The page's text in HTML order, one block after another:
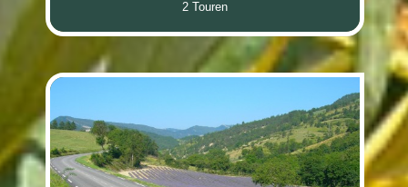
2 Touren